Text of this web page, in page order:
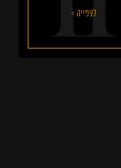
לצפייה >